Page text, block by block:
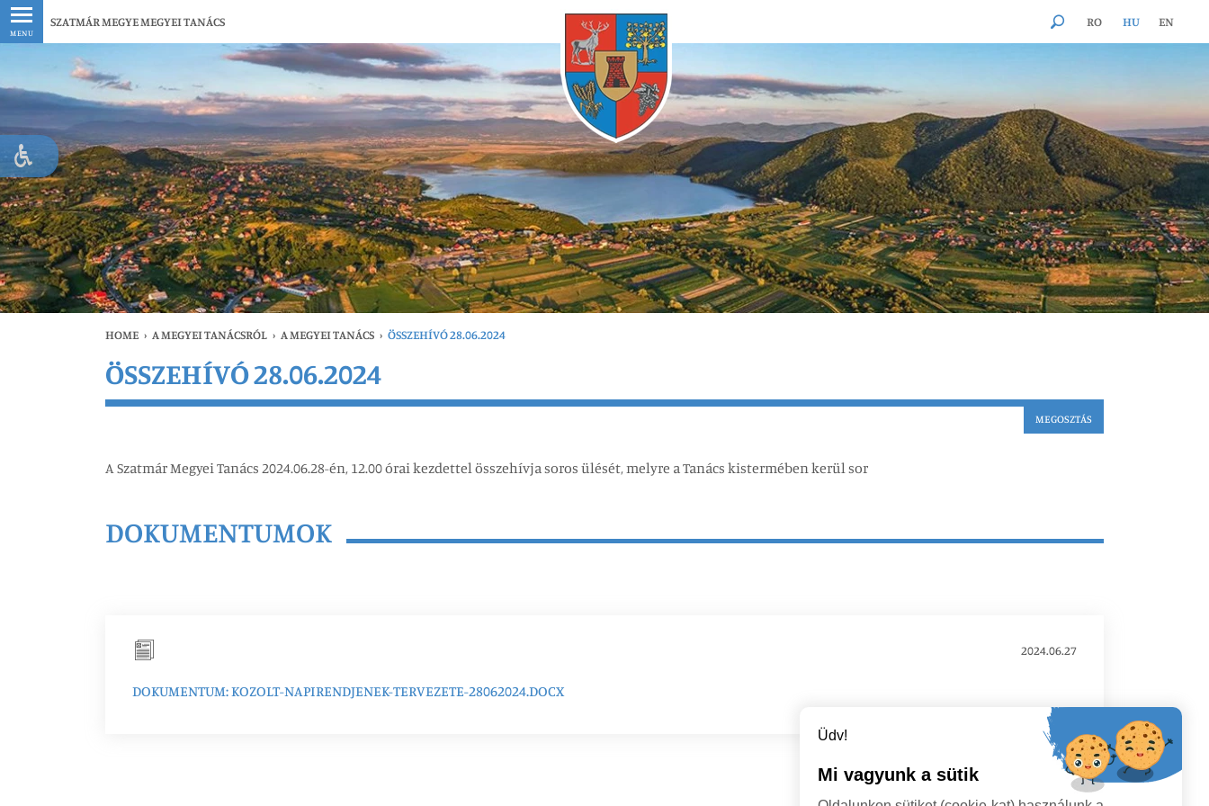
MENU
SZATMÁR MEGYE MEGYEI TANÁCS RO HU EN
HOME › A MEGYEI TANÁCSRÓL › A MEGYEI TANÁCS › ÖSSZEHÍVÓ 28.06.2024
ÖSSZEHÍVÓ 28.06.2024
MEGOSZTÁS
A Szatmár Megyei Tanács 2024.06.28-én, 12.00 órai kezdettel összehívja soros ülését, melyre a Tanács kistermében kerül sor
DOKUMENTUMOK
2024.06.27
DOKUMENTUM: KOZOLT-NAPIRENDJENEK-TERVEZETE-28062024.DOCX
Üdv!
Mi vagyunk a sütik